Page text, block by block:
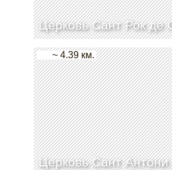
Церковь Сант Рок де
Церковь Сант
~ 4.39 км.